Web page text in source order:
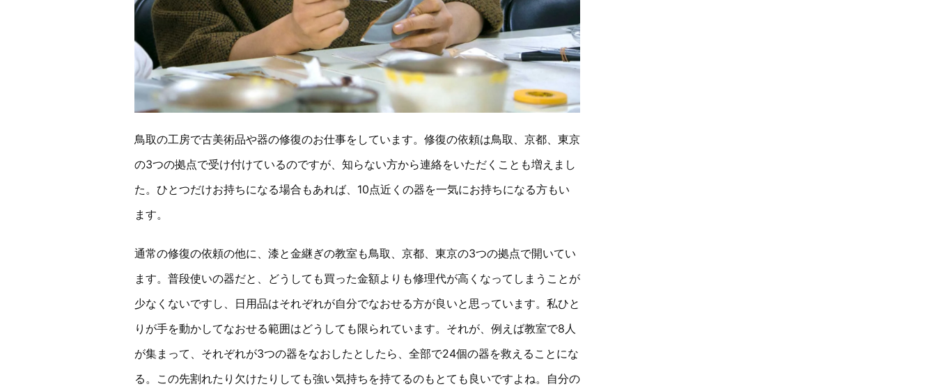
鳥取の工房で古美術品や器の修復のお仕事をしています。修復の依頼は鳥取、京都、東京
の3つの拠点で受け付けているのですが、知らない方から連絡をいただくことも増えまし
た。ひとつだけお持ちになる場合もあれば、10点近くの器を一気にお持ちになる方もい
ます。
通常の修復の依頼の他に、漆と金継ぎの教室も鳥取、京都、東京の3つの拠点で開いてい
ます。普段使いの器だと、どうしても買った金額よりも修理代が高くなってしまうことが
少なくないですし、日用品はそれぞれが自分でなおせる方が良いと思っています。私ひと
りが手を動かしてなおせる範囲はどうしても限られています。それが、例えば教室で8人
が集まって、それぞれが3つの器をなおしたとしたら、全部で24個の器を救えることにな
る。この先割れたり欠けたりしても強い気持ちを持てるのもとても良いですよね。自分の